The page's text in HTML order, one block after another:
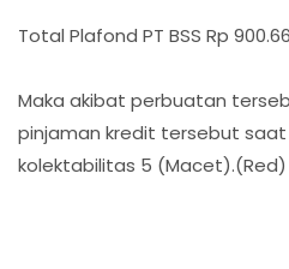
Total Plafond PT BSS Rp
Maka akibat perbuatan
pinjaman kredit tersebut
kolektabilitas 5 (Macet).(Red)